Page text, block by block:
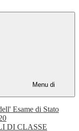
Menu di
Esame di Stato
DI CLASSE